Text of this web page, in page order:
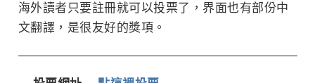
海外讀者只要註冊就可以投票了，界面也有部份中
文翻譯，是很友好的獎項。